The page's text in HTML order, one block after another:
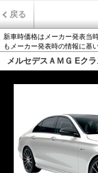
戻る
新車時価格はメーカー発表当
もメーカー発表時の情報に基
メルセデスＡＭＧ Eク